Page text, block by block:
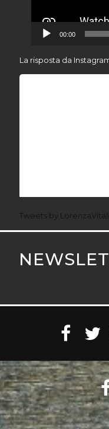
00:00
La risposta da
Tweets by LorenzaVitali